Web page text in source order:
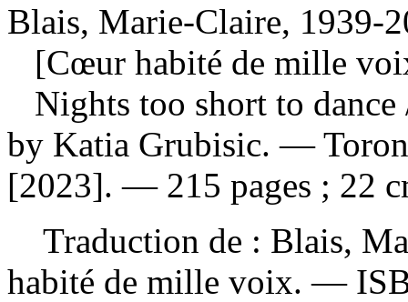
Blais, Marie-Claire, 1939-
[Cœur habité de mille
Nights too short to dance
by Katia Grubisic. —
[2023]. — 215 pages ; 22
Traduction de : Blais,
habité de mille voix. —